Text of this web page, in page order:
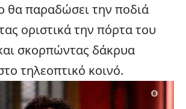
θα παραδώσει την ποδιά
οριστικά την πόρτα του
σκορπώντας δάκρυα
τηλεοπτικό κοινό.